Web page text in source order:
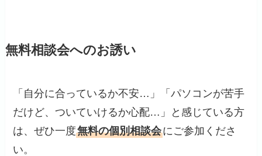
無料相談会へのお誘い
「自分に合っているか不安…」「パソコンが苦手
だけど、ついていけるか心配…」と感じている方
は、ぜひ一度無料の個別相談会にご参加くださ
い。